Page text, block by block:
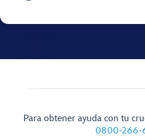
Para obtener ayuda con tu
0800-266-